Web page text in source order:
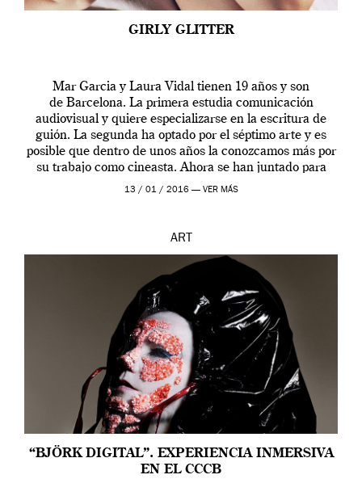
GIRLY GLITTER
Mar Garcia y Laura Vidal tienen 19 años y son
de Barcelona. La primera estudia comunicación
audiovisual y quiere especializarse en la escritura de
guión. La segunda ha optado por el séptimo arte y es
posible que dentro de unos años la conozcamos más por
su trabajo como cineasta. Ahora se han juntado para
contarnos una […]
13 / 01 / 2016 — VER MÁS
ART
“BJÖRK DIGITAL”. EXPERIENCIA INMERSIVA
EN EL CCCB